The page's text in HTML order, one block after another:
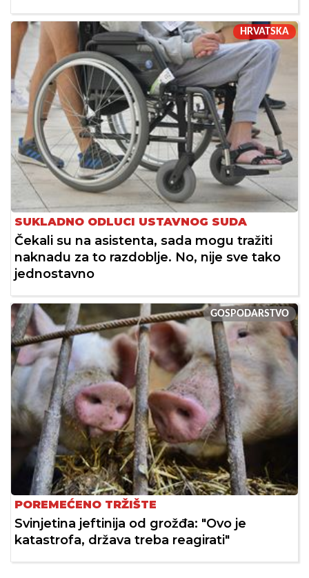
HRVATSKA
SUKLADNO ODLUCI USTAVNOG SUDA
Čekali su na asistenta, sada mogu tražiti
naknadu za to razdoblje. No, nije sve tako
jednostavno
GOSPODARSTVO
POREMEĆENO TRŽIŠTE
Svinjetina jeftinija od grožđa: "Ovo je
katastrofa, država treba reagirati"